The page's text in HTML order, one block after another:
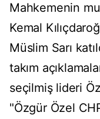
Mahkemenin
Kemal
Müslim Sarı
takım
seçilmiş lideri
"Özgür Özel